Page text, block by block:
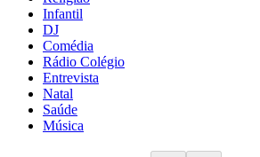
Infantil
DJ
Comédia
Rádio Colégio
Entrevista
Natal
Saúde
Música